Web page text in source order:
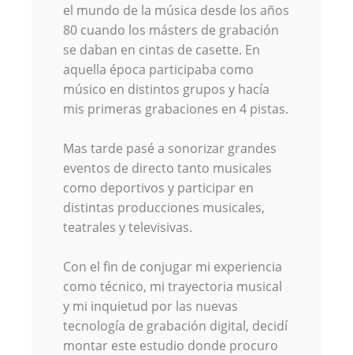
el mundo de la música desde los años
80 cuando los másters de grabación
se daban en cintas de casette. En
aquella época participaba como
músico en distintos grupos y hacía
mis primeras grabaciones en 4 pistas.
Mas tarde pasé a sonorizar grandes
eventos de directo tanto musicales
como deportivos y participar en
distintas producciones musicales,
teatrales y televisivas.
Con el fin de conjugar mi experiencia
como técnico, mi trayectoria musical
y mi inquietud por las nuevas
tecnología de grabación digital, decidí
montar este estudio donde procuro